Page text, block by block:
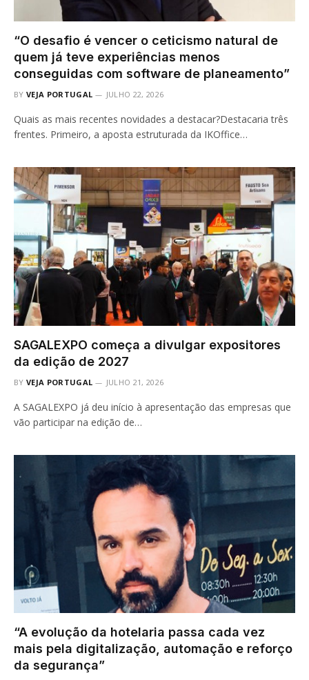
“O desafio é vencer o ceticismo natural de
quem já teve experiências menos
conseguidas com software de planeamento”
BY VEJA PORTUGAL JULHO 22, 2026
Quais as mais recentes novidades a destacar?Destacaria três
frentes. Primeiro, a aposta estruturada da IKOffice…
SAGALEXPO começa a divulgar expositores
da edição de 2027
BY VEJA PORTUGAL JULHO 21, 2026
A SAGALEXPO já deu início à apresentação das empresas que
vão participar na edição de…
“A evolução da hotelaria passa cada vez
mais pela digitalização, automação e reforço
da segurança”